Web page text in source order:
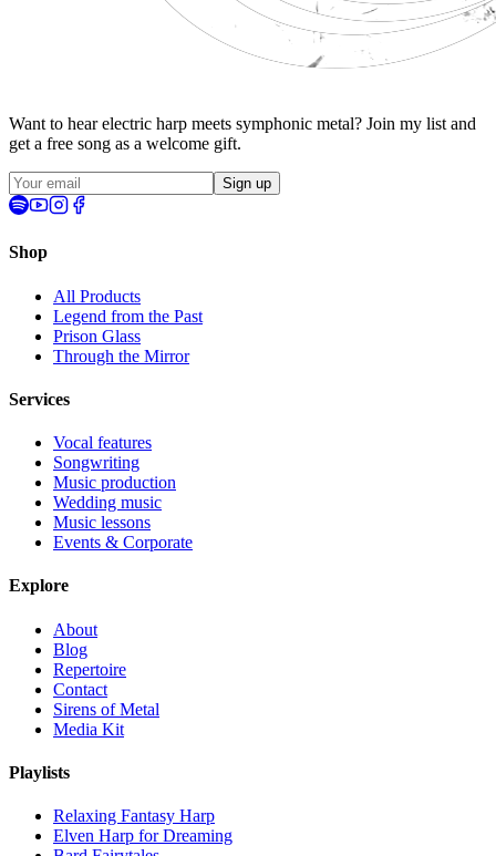
Want to hear electric harp meets symphonic metal? Join my list and
get a free song as a welcome gift.
Sign up
Shop
All Products
Legend from the Past
Prison Glass
Through the Mirror
Services
Vocal features
Songwriting
Music production
Wedding music
Music lessons
Events & Corporate
Explore
About
Blog
Repertoire
Contact
Sirens of Metal
Media Kit
Playlists
Relaxing Fantasy Harp
Elven Harp for Dreaming